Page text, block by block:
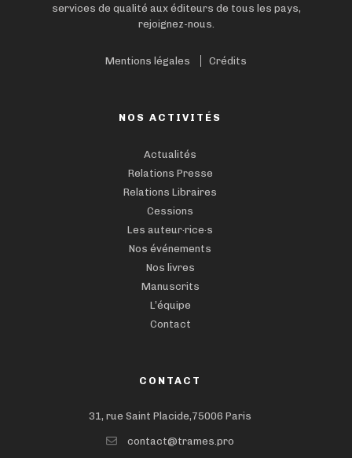
services de qualité aux éditeurs de tous les pays,
rejoignez-nous.
Mentions légales Crédits
NOS ACTIVITÉS
Actualités
Relations Presse
Relations Libraires
Cessions
Les auteur·rice·s
Nos événements
Nos livres
Manuscrits
L’équipe
Contact
CONTACT
31, rue Saint Placide,75006 Paris
contact@trames.pro